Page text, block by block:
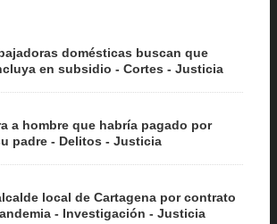
domésticas buscan que
en subsidio - Cortes - Justicia
a hombre que habría pagado por
padre - Delitos - Justicia
local de Cartagena por contrato
- Investigación - Justicia